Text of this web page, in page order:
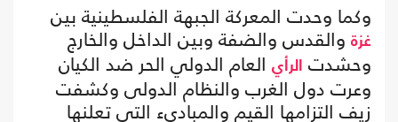
وكما وحدت المعركة الجبهة الفلسطينية بين
غزة والقدس والضفة وبين الداخل والخارج
وحشدت
الرأي العام الدولي الحر ضد الكيان
وعرت دول الغرب والنظام الدولى وكشفت
زيف التزامها القيم والمبادىء التي تعلنها